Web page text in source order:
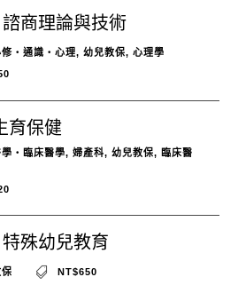
商理論與技術
修‧通識‧心理, 幼兒教保, 心理學
育保健
學‧臨床醫學, 婦產科, 幼兒教保, 臨床醫
殊幼兒教育
NT$650